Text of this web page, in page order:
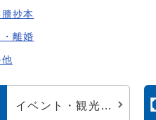
謄抄本
離婚
イベント・観光・スポーツ